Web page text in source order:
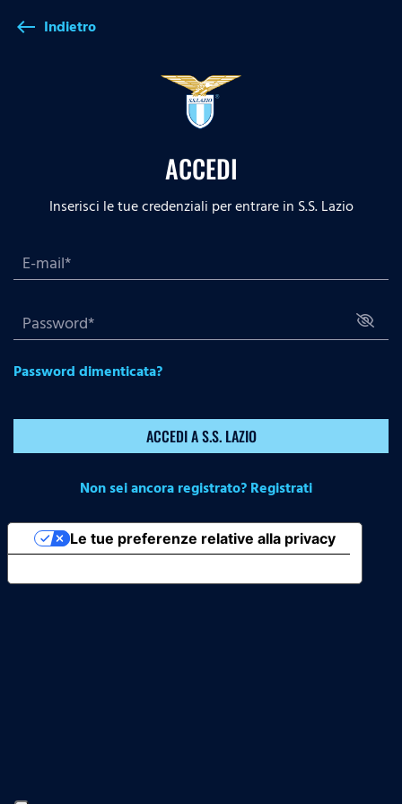
west Indietro
ACCEDI
Inserisci le tue credenziali per entrare in S.S. Lazio
Password dimenticata?
ACCEDI A S.S. LAZIO
Non sei ancora registrato? Registrati
Le tue preferenze relative alla privacy